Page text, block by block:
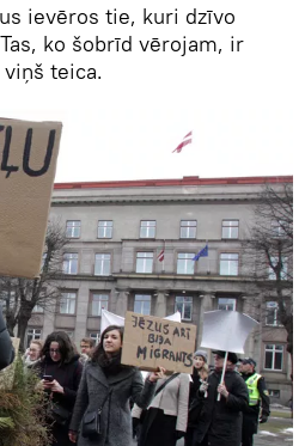
ievēros tie, kuri dzīvo
ko šobrīd vērojam, ir
teica.